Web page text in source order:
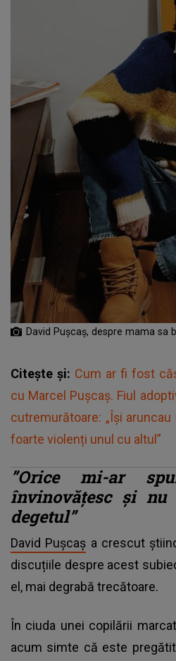
David Pușcaș, despre mama sa
Citește și: Cum ar fi fost
cu Marcel Pușcaș. Fiul
cutremurătoare: „Își
foarte violenți unul cu altul”
”Orice mi-ar
învinovățesc și
degetul”
David Pușcaș a crescut
discuțiile despre acest
el, mai degrabă trecătoare.
În ciuda unei copilării
acum simte că este